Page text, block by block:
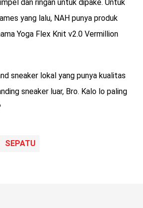
dan ringan untuk dipake. Untuk
yang lalu, NAH punya produk
Yoga Flex Knit v2.0 Vermillion
sneaker lokal yang punya kualitas
sneaker luar, Bro. Kalo lo paling
SEPATU